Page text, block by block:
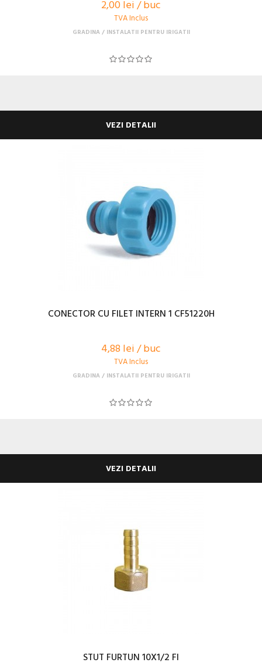
2,00 lei / buc
TVA Inclus
GRADINA INSTALATII PENTRU IRIGATII
VEZI DETALII
CONECTOR CU FILET INTERN 1 CF51220H
4,88 lei / buc
TVA Inclus
GRADINA INSTALATII PENTRU IRIGATII
VEZI DETALII
STUT FURTUN 10X1/2 FI